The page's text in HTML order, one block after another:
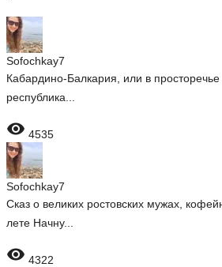
Sofochkay7
Кабардино-Балкария, или в
республика...
 4535
Sofochkay7
Сказ о великих ростовских мужах,
лете Начну...
 4322